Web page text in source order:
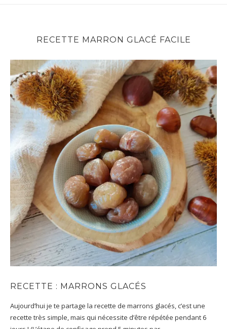
RECETTE MARRON GLACÉ FACILE
RECETTE : MARRONS GLACÉS
Aujourd’hui je te partage la recette de marrons glacés, c’est une
recette très simple, mais qui nécessite d’être répétée pendant 6